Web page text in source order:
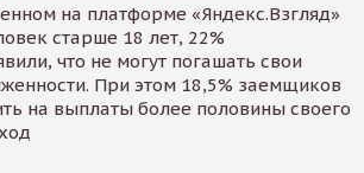
на платформе «Яндекс.Взгляд»
старше 18 лет, 22%
что не могут погашать свои
При этом 18,5% заемщиков
на выплаты более половины своего